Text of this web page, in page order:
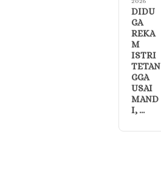
DIDU
GA
REKA
M
ISTRI
TETAN
GGA
USAI
MAND
I, …